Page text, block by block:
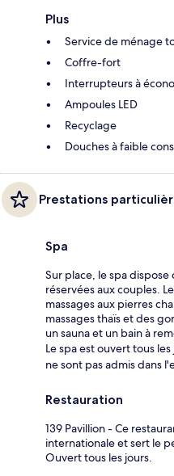
Plus
Service de ménage
Coffre-fort
Interrupteurs à
Ampoules LED
Recyclage
Douches à faible
Prestations
Spa
Sur place, le spa
réservées aux couples.
massages aux pierres
massages thaïs et des
un sauna et un bain à
Le spa est ouvert tous
ne sont pas admis dans
Restauration
139 Pavillion - Ce
internationale et sert le
Ouvert tous les jours.